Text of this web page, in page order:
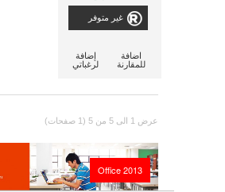
غير متوفر
إضافة
لرغباتي
اضافة
للمقارنة
عرض 1 الى 5 من 5 (1 صفحات)
Office 2013